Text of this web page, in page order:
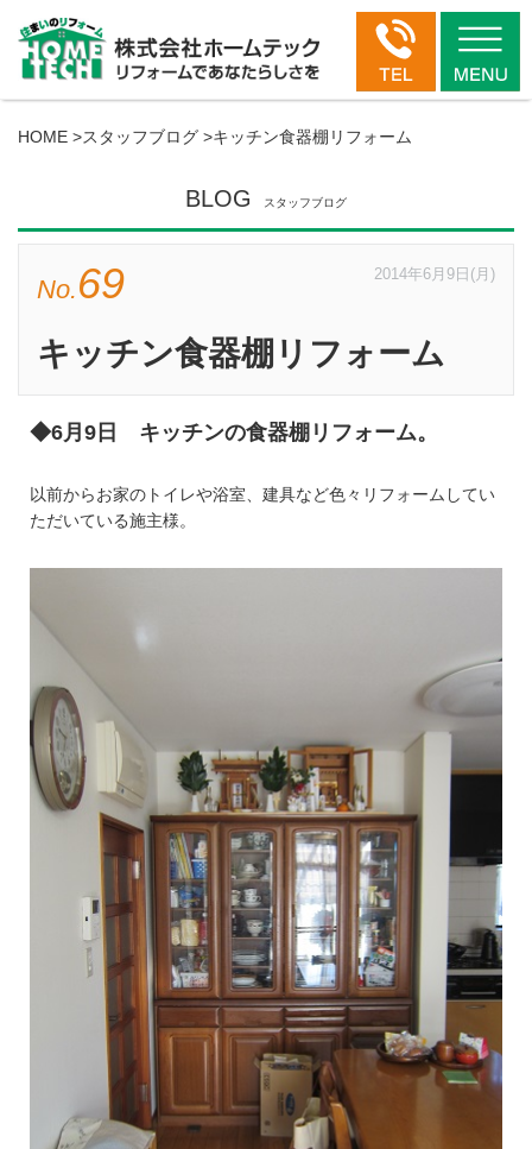
HOME >スタッフブログ >キッチン食器棚リフォーム
BLOG スタッフブログ
No.69 2014年6月9日(月)
キッチン食器棚リフォーム
◆6月9日 キッチンの食器棚リフォーム。
以前からお家のトイレや浴室、建具など色々リフォームしてい
ただいている施主様。